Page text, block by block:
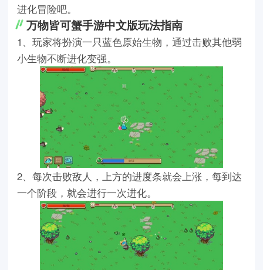
进化冒险吧。
万物皆可蟹手游中文版玩法指南
1、玩家将扮演一只蓝色原始生物，通过击败其他弱
小生物不断进化变强。
2、每次击败敌人，上方的进度条就会上涨，每到达
一个阶段，就会进行一次进化。